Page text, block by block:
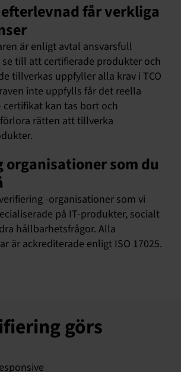
får verkliga
är enligt avtal ansvarsfull
till att certifierade produkter och
tillverkas uppfyller alla krav i TCO
inte uppfylls får det reella
certifikat kan tas bort och
rätten att tillverka
som du
-organisationer som vi
på IT-produkter, socialt
hållbarhetsfrågor. Alla
är ackrediterade enligt ISO 17025.
görs